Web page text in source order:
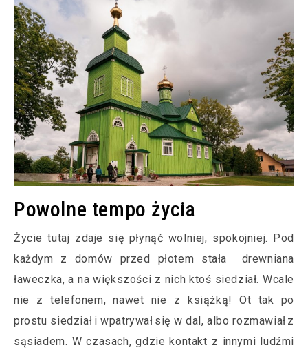
Powolne tempo życia
Życie tutaj zdaje się płynąć wolniej, spokojniej. Pod
każdym z domów przed płotem stała drewniana
ławeczka, a na większości z nich ktoś siedział. Wcale
nie z telefonem, nawet nie z książką! Ot tak po
prostu siedział i wpatrywał się w dal, albo rozmawiał z
sąsiadem. W czasach, gdzie kontakt z innymi ludźmi